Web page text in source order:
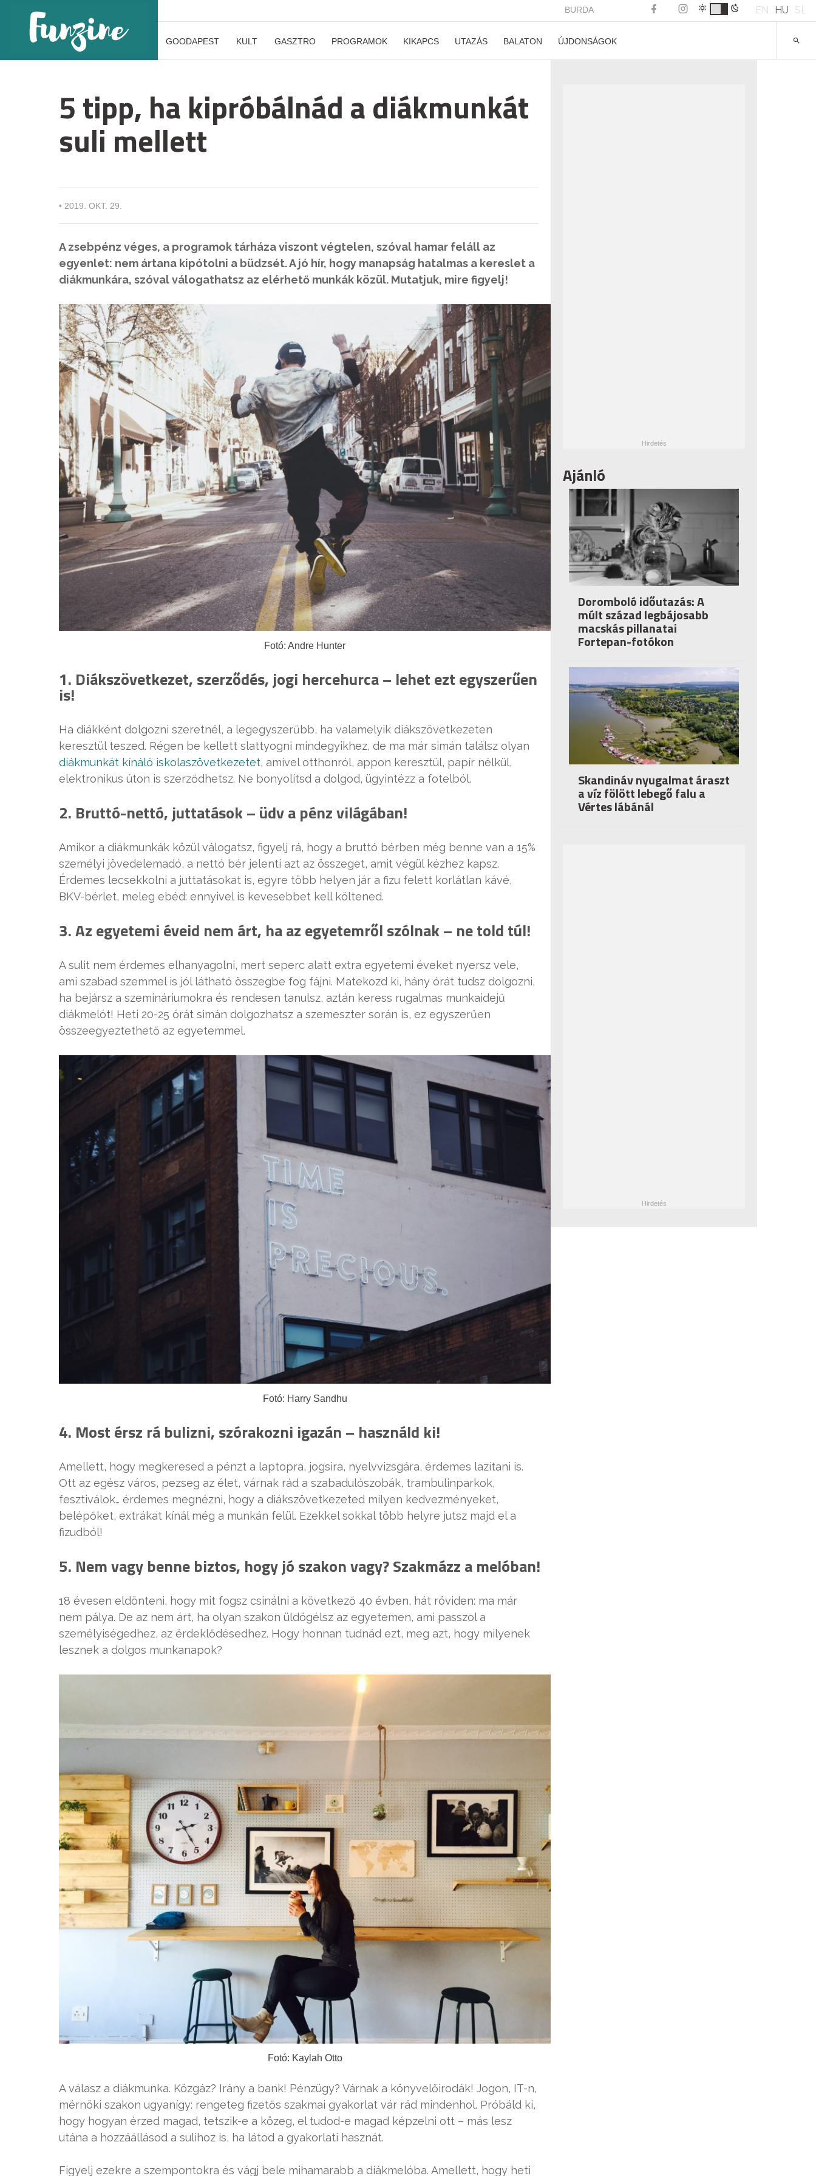
BURDA EN HU SL
GOODAPEST KULT GASZTRO PROGRAMOK KIKAPCS UTAZÁS BALATON ÚJDONSÁGOK
5 tipp, ha kipróbálnád a diákmunkát
suli mellett
• 2019. OKT. 29.
A zsebpénz véges, a programok tárháza viszont végtelen, szóval hamar feláll az
egyenlet: nem ártana kipótolni a büdzsét. A jó hír, hogy manapság hatalmas a kereslet a
diákmunkára, szóval válogathatsz az elérhető munkák közül. Mutatjuk, mire figyelj!
Fotó: Andre Hunter
1. Diákszövetkezet, szerződés, jogi hercehurca – lehet ezt egyszerűen
is!
Ha diákként dolgozni szeretnél, a legegyszerűbb, ha valamelyik diákszövetkezeten
keresztül teszed. Régen be kellett slattyogni mindegyikhez, de ma már simán találsz olyan
diákmunkát kínáló iskolaszövetkezetet, amivel otthonról, appon keresztül, papír nélkül,
elektronikus úton is szerződhetsz. Ne bonyolítsd a dolgod, ügyintézz a fotelból.
2. Bruttó-nettó, juttatások – üdv a pénz világában!
Amikor a diákmunkák közül válogatsz, figyelj rá, hogy a bruttó bérben még benne van a 15%
személyi jövedelemadó, a nettó bér jelenti azt az összeget, amit végül kézhez kapsz.
Érdemes lecsekkolni a juttatásokat is, egyre több helyen jár a fizu felett korlátlan kávé,
BKV-bérlet, meleg ebéd: ennyivel is kevesebbet kell költened.
3. Az egyetemi éveid nem árt, ha az egyetemről szólnak – ne told túl!
A sulit nem érdemes elhanyagolni, mert seperc alatt extra egyetemi éveket nyersz vele,
ami szabad szemmel is jól látható összegbe fog fájni. Matekozd ki, hány órát tudsz dolgozni,
ha bejársz a szemináriumokra és rendesen tanulsz, aztán keress rugalmas munkaidejű
diákmelót! Heti 20-25 órát simán dolgozhatsz a szemeszter során is, ez egyszerűen
összeegyeztethető az egyetemmel.
Fotó: Harry Sandhu
4. Most érsz rá bulizni, szórakozni igazán – használd ki!
Amellett, hogy megkeresed a pénzt a laptopra, jogsira, nyelvvizsgára, érdemes lazítani is.
Ott az egész város, pezseg az élet, várnak rád a szabadulószobák, trambulinparkok,
fesztiválok… érdemes megnézni, hogy a diákszövetkezeted milyen kedvezményeket,
belépőket, extrákat kínál még a munkán felül. Ezekkel sokkal több helyre jutsz majd el a
fizudból!
5. Nem vagy benne biztos, hogy jó szakon vagy? Szakmázz a melóban!
18 évesen eldönteni, hogy mit fogsz csinálni a következő 40 évben, hát röviden: ma már
nem pálya. De az nem árt, ha olyan szakon üldögélsz az egyetemen, ami passzol a
személyiségedhez, az érdeklődésedhez. Hogy honnan tudnád ezt, meg azt, hogy milyenek
lesznek a dolgos munkanapok?
Fotó: Kaylah Otto
A válasz a diákmunka. Közgáz? Irány a bank! Pénzügy? Várnak a könyvelőirodák! Jogon, IT-n,
mérnöki szakon ugyanígy: rengeteg fizetős szakmai gyakorlat vár rád mindenhol. Próbáld ki,
hogy hogyan érzed magad, tetszik-e a közeg, el tudod-e magad képzelni ott – más lesz
utána a hozzáállásod a sulihoz is, ha látod a gyakorlati hasznát.
Figyelj ezekre a szempontokra és vágj bele mihamarabb a diákmelóba. Amellett, hogy heti
Ajánló
Doromboló időutazás: A
múlt század legbájosabb
macskás pillanatai
Fortepan-fotókon
Skandináv nyugalmat áraszt
a víz fölött lebegő falu a
Vértes lábánál